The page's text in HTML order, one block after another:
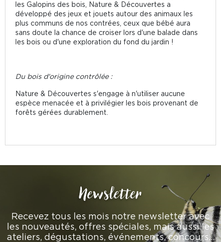
les Galopins des bois, Nature & Découvertes a
développé des jeux et jouets autour des animaux les
plus communs de nos contrées, ceux que bébé aura
sans doute la chance de croiser lors d'une balade dans
les bois ou d'une exploration du fond du jardin !
Du bois d'origine contrôlée :
Nature & Découvertes s'engage à n'utiliser aucune
espèce menacée et à privilégier les bois provenant de
forêts gérées durablement.
Newsletter
Recevez tous les mois notre newsletter avec
les nouveautés, offres spéciales, mais aussi les
ateliers, dégustations, événements, concours…